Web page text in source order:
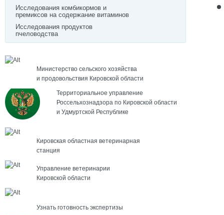
Исследования комбикормов и
премиксов на содержание витаминов
Исследования продуктов
пчеловодства
Министерство сельского хозяйства
и продовольствия Кировской области
Территориальное управление
Россельхознадзора по Кировской области
и Удмуртской Республике
Кировская областная ветеринарная
станция
Управление ветеринарии
Кировской области
Узнать готовность экспертизы